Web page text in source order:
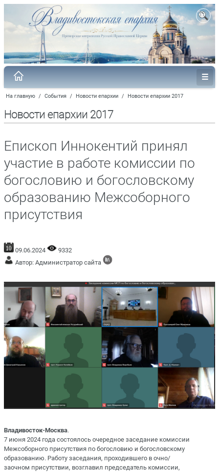
На главную / События / Новости епархии / Новости епархии 2017
Новости епархии 2017
Епископ Иннокентий принял
участие в работе комиссии по
богословию и богословскому
образованию Межсоборного
присутствия
09.06.2024
9332
Автор: Администратор сайта
Владивосток-Москва.
7 июня 2024 года состоялось очередное заседание комиссии
Межсоборного присутствия по богословию и богословскому
образованию. Работу заседания, проходившего в очно/
заочном присутствии, возглавил председатель комиссии,